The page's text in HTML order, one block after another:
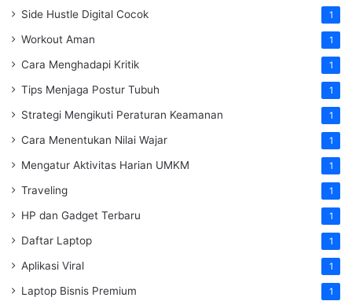
Side Hustle Digital Cocok 1
Workout Aman 1
Cara Menghadapi Kritik 1
Tips Menjaga Postur Tubuh 1
Strategi Mengikuti Peraturan Keamanan 1
Cara Menentukan Nilai Wajar 1
Mengatur Aktivitas Harian UMKM 1
Traveling 1
HP dan Gadget Terbaru 1
Daftar Laptop 1
Aplikasi Viral 1
Laptop Bisnis Premium 1